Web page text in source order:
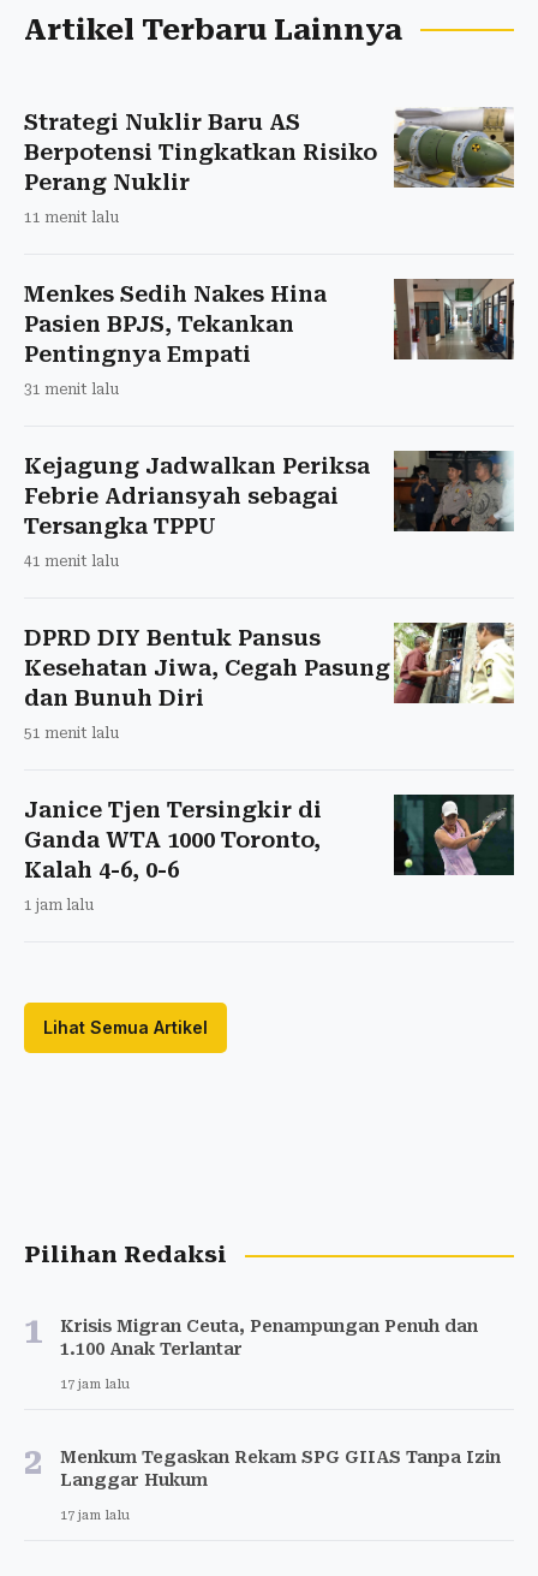
Artikel Terbaru Lainnya
Strategi Nuklir Baru AS
Berpotensi Tingkatkan Risiko
Perang Nuklir
11 menit lalu
Menkes Sedih Nakes Hina
Pasien BPJS, Tekankan
Pentingnya Empati
31 menit lalu
Kejagung Jadwalkan Periksa
Febrie Adriansyah sebagai
Tersangka TPPU
41 menit lalu
DPRD DIY Bentuk Pansus
Kesehatan Jiwa, Cegah Pasung
dan Bunuh Diri
51 menit lalu
Janice Tjen Tersingkir di
Ganda WTA 1000 Toronto,
Kalah 4-6, 0-6
1 jam lalu
Lihat Semua Artikel
Pilihan Redaksi
1
Krisis Migran Ceuta, Penampungan Penuh dan
1.100 Anak Terlantar
17 jam lalu
2
Menkum Tegaskan Rekam SPG GIIAS Tanpa Izin
Langgar Hukum
17 jam lalu